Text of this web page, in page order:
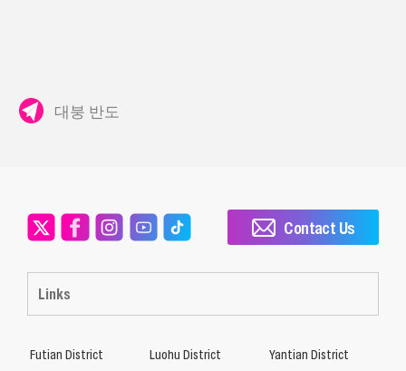
대붕 반도
Links
Contact Us
Futian District Luohu District Yantian District